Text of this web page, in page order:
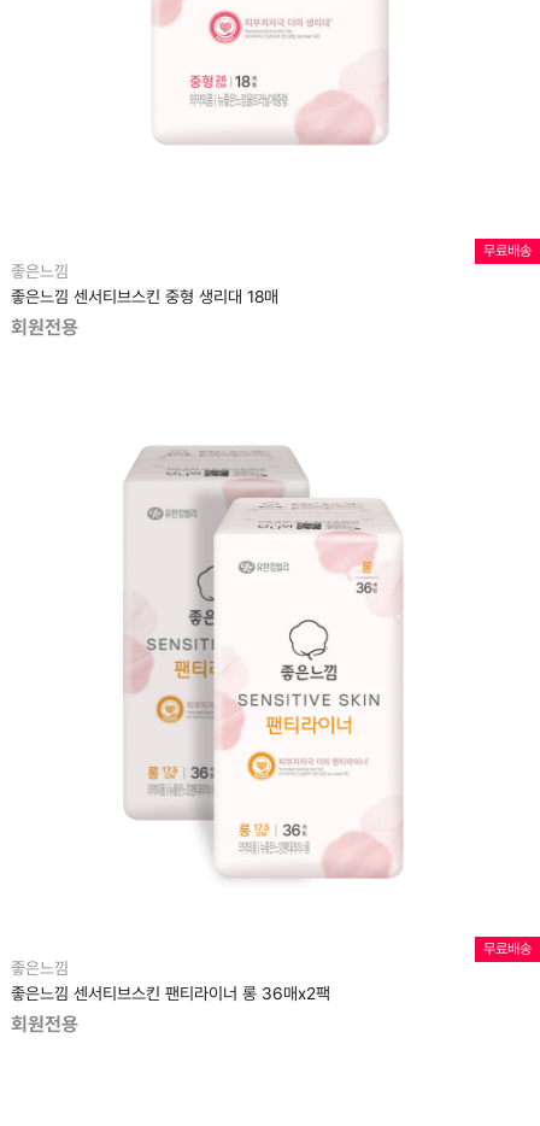
무료배송
좋은느낌
좋은느낌 센서티브스킨 중형 생리대 18매
회원전용
무료배송
좋은느낌
좋은느낌 센서티브스킨 팬티라이너 롱 36매x2팩
회원전용